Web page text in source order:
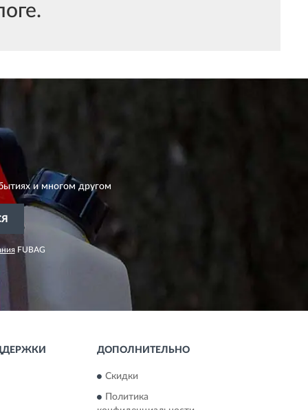
и многом другом
FUBAG
ДОПОЛНИТЕЛЬНО
Скидки
Политика